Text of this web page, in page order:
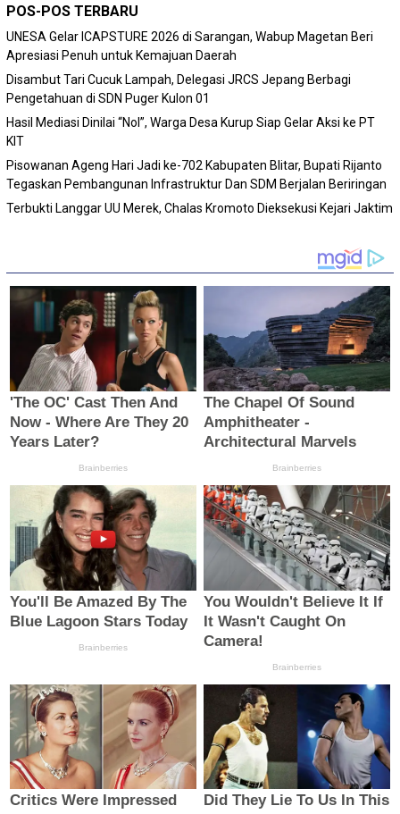
POS-POS TERBARU
‎UNESA Gelar ICAPSTURE 2026 di Sarangan, Wabup Magetan Beri
Apresiasi Penuh untuk Kemajuan Daerah
Disambut Tari Cucuk Lampah, Delegasi JRCS Jepang Berbagi
Pengetahuan di SDN Puger Kulon 01
Hasil Mediasi Dinilai “Nol”, Warga Desa Kurup Siap Gelar Aksi ke PT
KIT
Pisowanan Ageng Hari Jadi ke-702 Kabupaten Blitar, Bupati Rijanto
Tegaskan Pembangunan Infrastruktur Dan SDM Berjalan Beriringan
Terbukti Langgar UU Merek, Chalas Kromoto Dieksekusi Kejari Jaktim